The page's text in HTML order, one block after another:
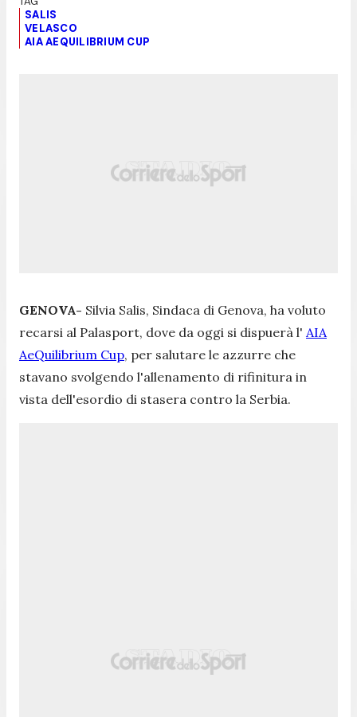
SALIS
VELASCO
AIA AEQUILIBRIUM CUP
GENOVA- Silvia Salis, Sindaca di Genova, ha voluto
recarsi al Palasport, dove da oggi si dispuerà l' AIA
AeQuilibrium Cup, per salutare le azzurre che
stavano svolgendo l'allenamento di rifinitura in
vista dell'esordio di stasera contro la Serbia.